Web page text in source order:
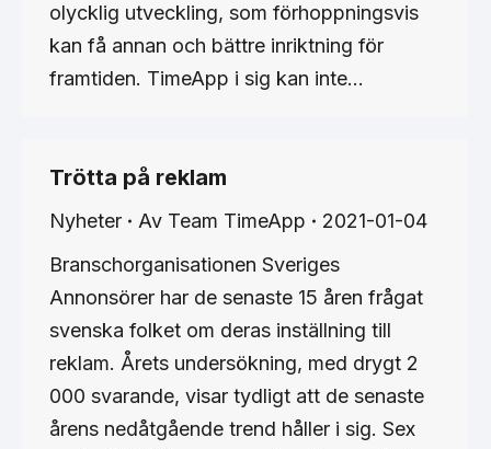
olycklig utveckling, som förhoppningsvis
kan få annan och bättre inriktning för
framtiden. TimeApp i sig kan inte…
Trötta på reklam
Nyheter Av Team TimeApp
2021-01-04
Branschorganisationen Sveriges
Annonsörer har de senaste 15 åren frågat
svenska folket om deras inställning till
reklam. Årets undersökning, med drygt 2
000 svarande, visar tydligt att de senaste
årens nedåtgående trend håller i sig. Sex